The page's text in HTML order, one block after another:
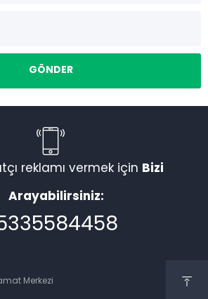
reklamı vermek için Bizi
Arayabilirsiniz:
Merkezi